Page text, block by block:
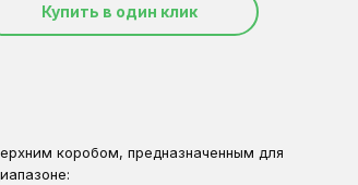
Купить в один клик
коробом, предназначенным для